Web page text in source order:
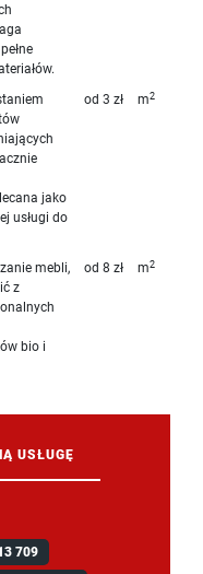
jako
usługi do
od 3 zł m2
mebli,
z
bio i
od 8 zł m2
USŁUGĘ
709